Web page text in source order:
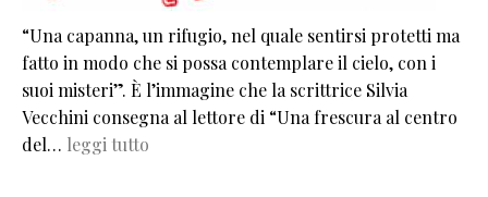
“Una capanna, un rifugio, nel quale sentirsi protetti ma
fatto in modo che si possa contemplare il cielo, con i
suoi misteri”. È l’immagine che la scrittrice Silvia
Vecchini consegna al lettore di “Una frescura al centro
del… leggi tutto